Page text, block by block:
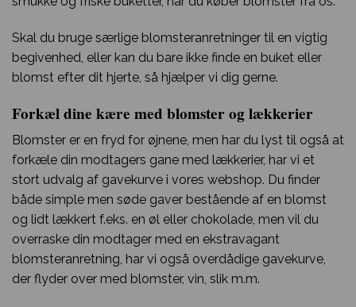
Skal du bruge særlige blomsteranretninger til en vigtig
begivenhed, eller kan du bare ikke finde en buket eller
blomst efter dit hjerte, så hjælper vi dig gerne.
Forkæl dine kære med blomster og lækkerier
Blomster er en fryd for øjnene, men har du lyst til også at
forkæle din modtagers gane med lækkerier, har vi et
stort udvalg af gavekurve i vores webshop. Du finder
både simple men søde gaver bestående af en blomst
og lidt lækkert f.eks. en øl eller chokolade, men vil du
overraske din modtager med en ekstravagant
blomsteranretning, har vi også overdådige gavekurve,
der flyder over med blomster, vin, slik m.m.